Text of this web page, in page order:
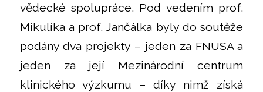
vědecké spolupráce. Pod vedením prof.
Mikulíka a prof. Jančálka byly do soutěže
podány dva projekty – jeden za FNUSA a
jeden za její Mezinárodní centrum
klinického výzkumu – díky nimž získá